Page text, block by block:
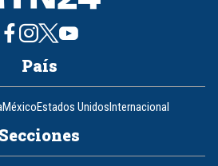
País
MéxicoEstados UnidosInternacional
Secciones